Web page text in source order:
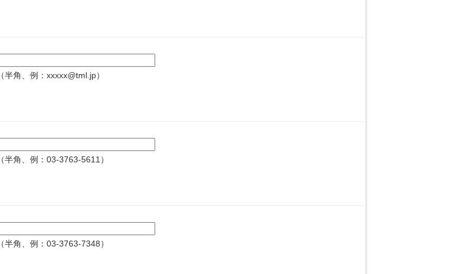
（半角、例：xxxxx@tml.jp）
（半角、例：03-3763-5611）
（半角、例：03-3763-7348）